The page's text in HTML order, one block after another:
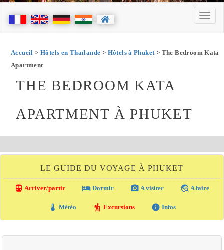
Accueil > Hôtels en Thaïlande > Hôtels à Phuket> The Bedroom Kata
Apartment
THE BEDROOM KATA
APARTMENT À PHUKET
LE GUIDE DU VOYAGE À PHUKET
directions_transit Arriver/partir local_hotel Dormir photo_camera A visiter travel_explore A faire
thermostat Météo hiking Excursions info Infos